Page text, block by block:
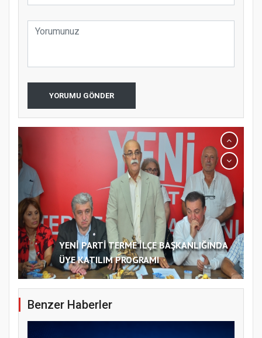
YORUMU GÖNDER
YENİ PARTİ TERME İLÇE BAŞKANLIĞINDA
ÜYE KATILIM PROGRAMI
Benzer Haberler